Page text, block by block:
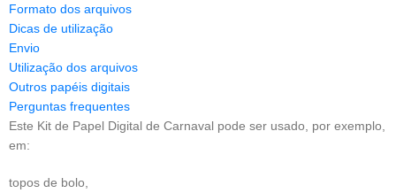
Formato dos arquivos
Dicas de utilização
Envio
Utilização dos arquivos
Outros papéis digitais
Perguntas frequentes
Este Kit de Papel Digital de Carnaval pode ser usado, por exemplo,
em:
topos de bolo,